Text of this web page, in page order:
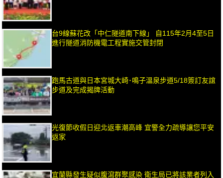
台9線蘇花改「中仁隧道南下線」 自115年2月4至5日
進行隧道消防機電工程實施交管封閉
跑馬古道與日本宮城大崎･鳴子溫泉步道5/18簽訂友誼
步道及完成揭牌活動
光復節收假日迎北返車潮高峰 宜警全力疏導讓您平安
返家
宜蘭縣發生疑似腹瀉群聚感染 衛生局已將該業者列入